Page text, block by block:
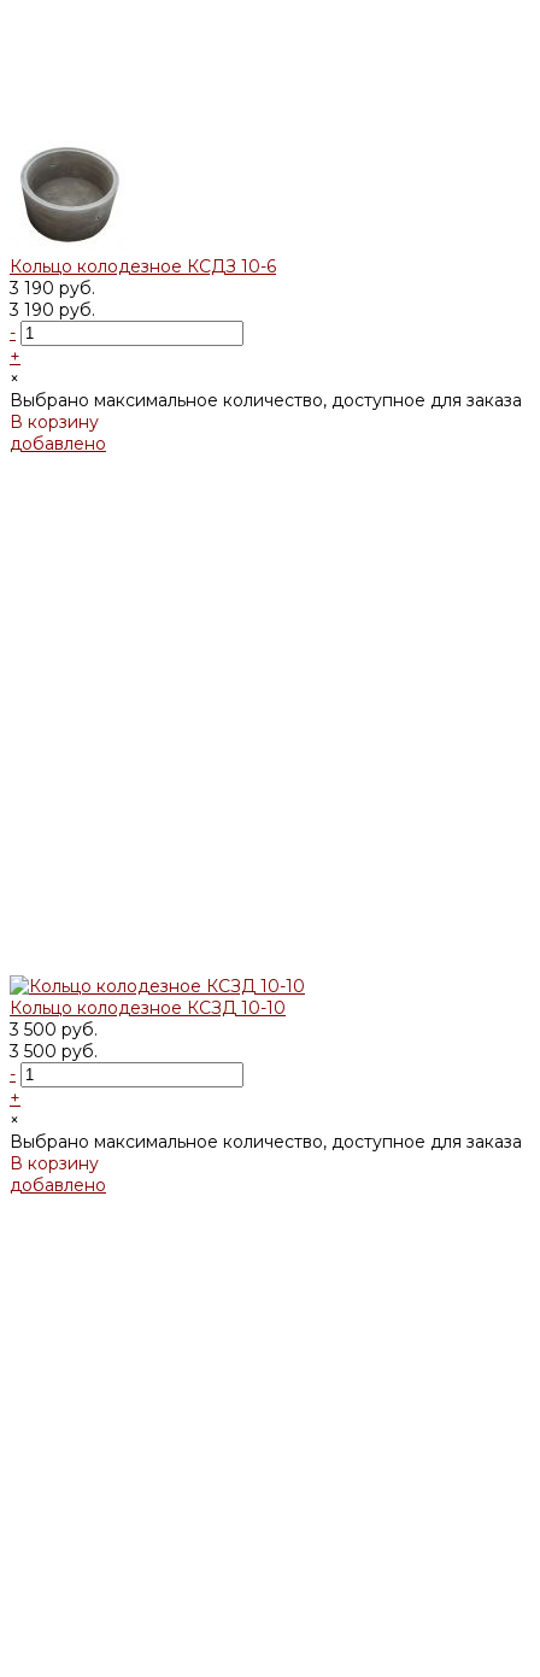
Кольцо колодезное КСДЗ 10-6
3 190 руб.
3 190 руб.
-
+
×
Выбрано максимальное количество, доступное для заказа
В корзину
добавлено
Кольцо колодезное КСЗД 10-10
3 500 руб.
3 500 руб.
-
+
×
Выбрано максимальное количество, доступное для заказа
В корзину
добавлено